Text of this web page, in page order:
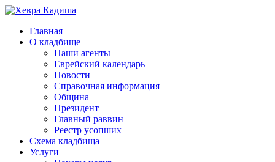
Главная
О кладбище
Наши агенты
Еврейский календарь
Новости
Справочная информация
Община
Президент
Главный раввин
Реестр усопших
Схема кладбища
Услуги